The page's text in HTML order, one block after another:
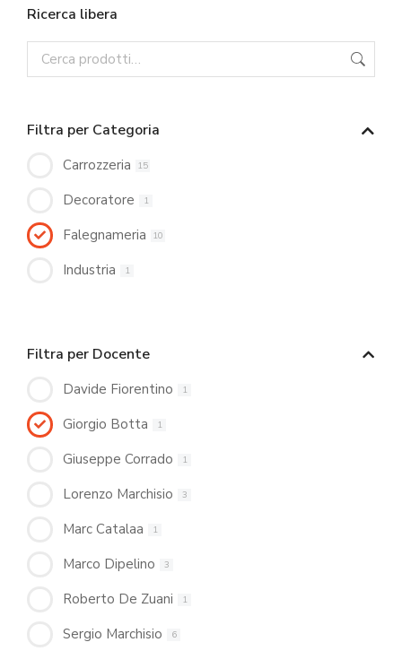
Ricerca libera
Filtra per Categoria
Carrozzeria 15
Decoratore 1
Falegnameria 10
Industria 1
Filtra per Docente
Davide Fiorentino 1
Giorgio Botta 1
Giuseppe Corrado 1
Lorenzo Marchisio 3
Marc Catalaa 1
Marco Dipelino 3
Roberto De Zuani 1
Sergio Marchisio 6